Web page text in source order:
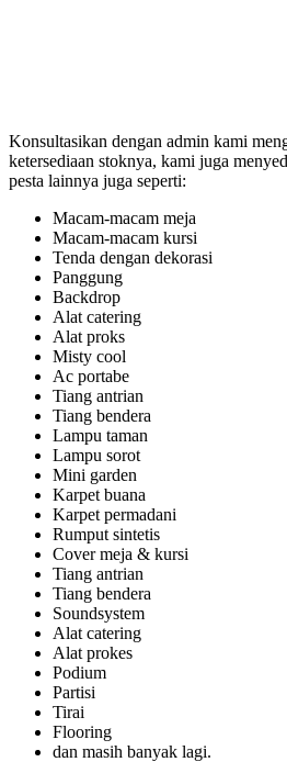
Konsultasikan dengan admin kami
ketersediaan stoknya, kami juga
pesta lainnya juga seperti:
Macam-macam meja
Macam-macam kursi
Tenda dengan dekorasi
Panggung
Backdrop
Alat catering
Alat proks
Misty cool
Ac portabe
Tiang antrian
Tiang bendera
Lampu taman
Lampu sorot
Mini garden
Karpet buana
Karpet permadani
Rumput sintetis
Cover meja & kursi
Tiang antrian
Tiang bendera
Soundsystem
Alat catering
Alat prokes
Podium
Partisi
Tirai
Flooring
dan masih banyak lagi.